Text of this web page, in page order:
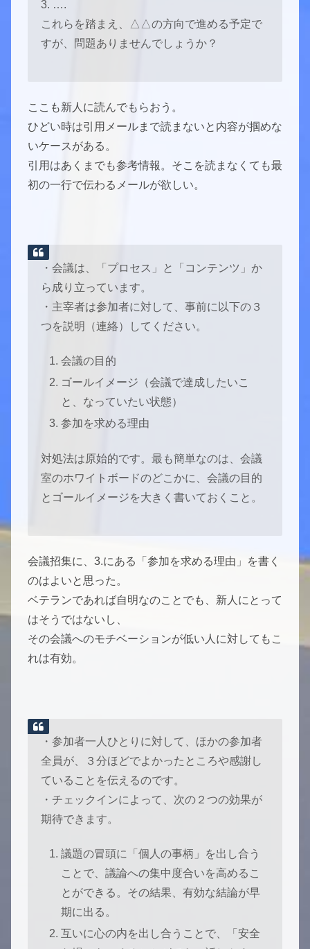
3. ….
これらを踏まえ、△△の方向で進める予定で
すが、問題ありませんでしょうか？
ここも新人に読んでもらおう。
ひどい時は引用メールまで読まないと内容が掴めな
いケースがある。
引用はあくまでも参考情報。そこを読まなくても最
初の一行で伝わるメールが欲しい。
・会議は、「プロセス」と「コンテンツ」か
ら成り立っています。
・主宰者は参加者に対して、事前に以下の３
つを説明（連絡）してください。
会議の目的
ゴールイメージ（会議で達成したいこ
と、なっていたい状態）
参加を求める理由
対処法は原始的です。最も簡単なのは、会議
室のホワイトボードのどこかに、会議の目的
とゴールイメージを大きく書いておくこと。
会議招集に、3.にある「参加を求める理由」を書く
のはよいと思った。
ベテランであれば自明なのことでも、新人にとって
はそうではないし、
その会議へのモチベーションが低い人に対してもこ
れは有効。
・参加者一人ひとりに対して、ほかの参加者
全員が、３分ほどでよかったところや感謝し
ていることを伝えるのです。
・チェックインによって、次の２つの効果が
期待できます。
議題の冒頭に「個人の事柄」を出し合う
ことで、議論への集中度合いを高めるこ
とができる。その結果、有効な結論が早
期に出る。
互いに心の内を出し合うことで、「安全